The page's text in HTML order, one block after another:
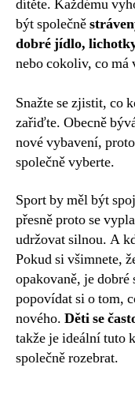
dítěte. Každému
být společně
dobré jídlo,
nebo cokoliv, co má
Snažte se zjistit, co
zařiďte. Obecně
nové vybavení,
společně vyberte.
Sport by měl být
přesně proto se
udržovat silnou. A
Pokud si všimnete,
opakovaně, je dobré
popovídat si o tom,
nového. Děti se
takže je ideální tuto
společně rozebrat.